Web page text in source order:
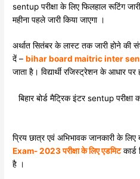
sentup परीक्षा के लिए फिलहाल रूटिंग
महीना पहले जारी किया जाएगा ।
अर्थात सितंबर के लास्ट तक जारी होने की
दें –bihar board maitric inter
जाता है। विद्यार्थी रजिस्ट्रेशन के आधार पर
बिहार बोर्ड मैट्रिक इंटर sentup परीक्षा
प्रिय छात्र एवं अभिभावक जानकारी के
Exam- 2023 परीक्षा के लिए एडमिटकार्ड
है ।